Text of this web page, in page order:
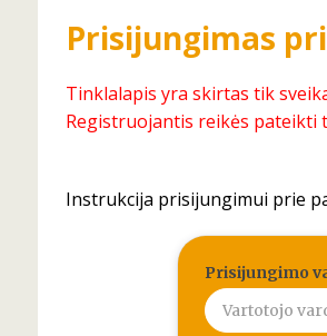
Prisijungimas
Tinklalapis yra skirtas tik
Registruojantis reikės pateikti
Instrukcija prisijungimui prie
Prisijungimo